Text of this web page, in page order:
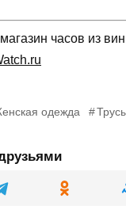
часов из
одежда